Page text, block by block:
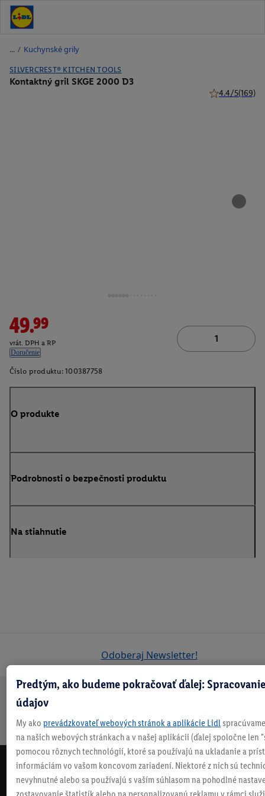
/ Kuchynské grily
SILVERCREST® KITCHEN TOOLS
Kontaktný gril SKGE 2000 D3
4.4/5(169)
49.99
vrát. DPH a RP
Doručenie
Číslo produktu: 100387758
O produkte
Podrobnosti o bezpečnosti produktu
Na stiahnutie
Odoberaj Newsletter!
Doprava
zadarmo
nad 70 €¹
vrátenie
zadarmo
týždeň
niečo nové
NEWSLETTER
NEZMEŠKAJ NAŠE AKCIE!
Predtým, ako budeme pokračovať ďalej:
údajov
My ako prevádzkovateľ webových stránok a aplikácie Lidl
na našich webových stránkach a v našej aplikácii (ďalej spoločne len
pomocou rôznych technológií, ktoré sa používajú na ukladanie a
informáciám vo vašom koncovom zariadení. Niektoré z nich sú
nevyhnutné alebo sa používajú s vaším súhlasom na pohodlné